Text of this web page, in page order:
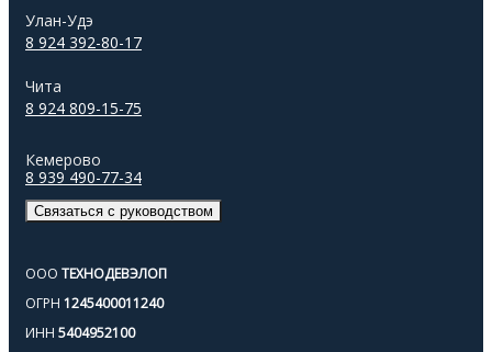
Улан-Удэ
8 924 392-80-17
Чита
8 924 809-15-75
Кемерово
8 939 490-77-34
Связаться с руководством
ООО ТЕХНОДЕВЭЛОП
ОГРН 1245400011240
ИНН 5404952100